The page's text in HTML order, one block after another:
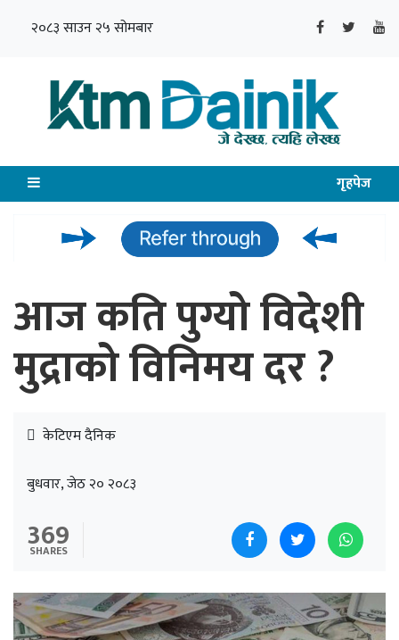
२०८३ साउन २५ सोमबार
गृहपेज
आज कति पुग्यो विदेशी
मुद्राको विनिमय दर ?
केटिएम दैनिक
बुधवार, जेठ २० २०८३
369
SHARES